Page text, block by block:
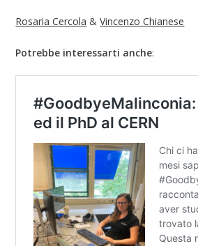
Rosaria Cercola &Vincenzo Chianese
Potrebbe interessarti anche: